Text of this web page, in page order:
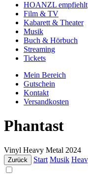
HOANZL empfiehlt
Film & TV
Kabarett & Theater
Musik
Buch & Hörbuch
Streaming
Tickets
Mein Bereich
Gutschein
Kontakt
Versandkosten
Phantast
Vinyl Heavy Metal 2024
Zurück Start Musik